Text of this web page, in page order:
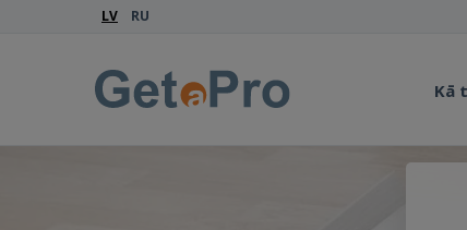
LV RU
Kā